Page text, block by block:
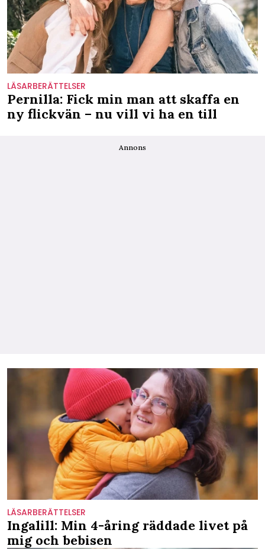
LÄSARBERÄTTELSER
Pernilla: Fick min man att skaffa en
ny flickvän – nu vill vi ha en till
Annons
LÄSARBERÄTTELSER
Ingalill: Min 4-åring räddade livet på
mig och bebisen